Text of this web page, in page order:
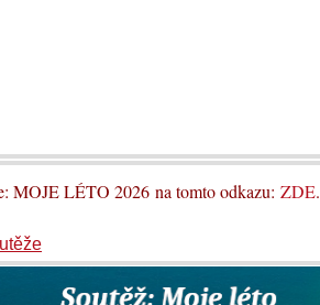
MOJE LÉTO 2026 na tomto odkazu: ZDE.